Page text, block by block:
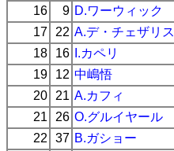
16
9 D.ワーウィック
17
22 A.デ・チェザリス
18
16 I.カペリ
19
12 中嶋悟
20
21 A.カフィ
21
26 O.グルイヤール
22
37 B.ガショー